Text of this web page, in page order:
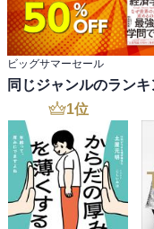
ビッグサマーセール
同じジャンルのランキ
1位